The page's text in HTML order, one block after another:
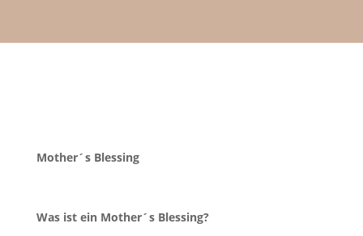
Mother´s Blessing
Was ist ein Mother´s Blessing?